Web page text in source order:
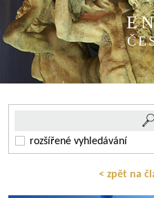
rozšířené vyhledávání
< zpět na